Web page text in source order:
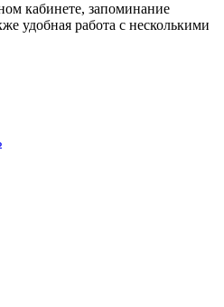
кабинете, запоминание
удобная работа с несколькими